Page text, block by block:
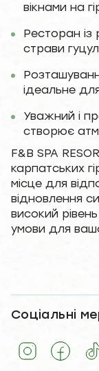
вікнами на
Ресторан із
страви
ідеальне
Уважний і
створює
F&B SPA
карпатських
місце для
відновлення
високий
умови для
Соціальні